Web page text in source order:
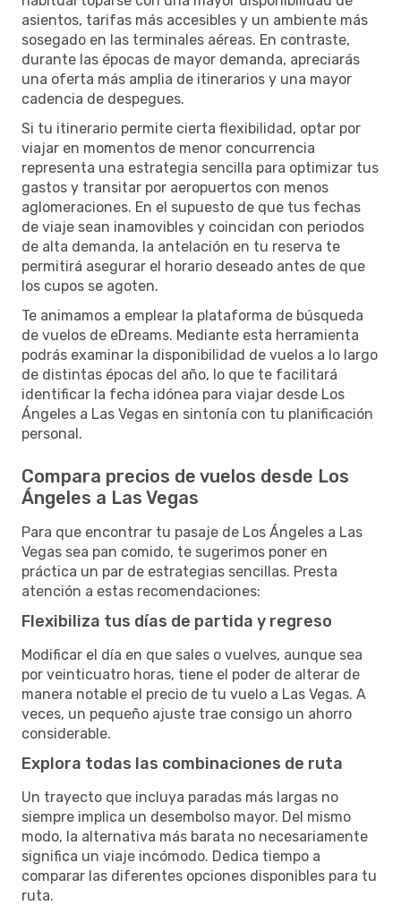
asientos, tarifas más accesibles y un ambiente más
sosegado en las terminales aéreas. En contraste,
durante las épocas de mayor demanda, apreciarás
una oferta más amplia de itinerarios y una mayor
cadencia de despegues.
Si tu itinerario permite cierta flexibilidad, optar por
viajar en momentos de menor concurrencia
representa una estrategia sencilla para optimizar tus
gastos y transitar por aeropuertos con menos
aglomeraciones. En el supuesto de que tus fechas
de viaje sean inamovibles y coincidan con periodos
de alta demanda, la antelación en tu reserva te
permitirá asegurar el horario deseado antes de que
los cupos se agoten.
Te animamos a emplear la plataforma de búsqueda
de vuelos de eDreams. Mediante esta herramienta
podrás examinar la disponibilidad de vuelos a lo largo
de distintas épocas del año, lo que te facilitará
identificar la fecha idónea para viajar desde Los
Ángeles a Las Vegas en sintonía con tu planificación
personal.
Compara precios de vuelos desde Los
Ángeles a Las Vegas
Para que encontrar tu pasaje de Los Ángeles a Las
Vegas sea pan comido, te sugerimos poner en
práctica un par de estrategias sencillas. Presta
atención a estas recomendaciones:
Flexibiliza tus días de partida y regreso
Modificar el día en que sales o vuelves, aunque sea
por veinticuatro horas, tiene el poder de alterar de
manera notable el precio de tu vuelo a Las Vegas. A
veces, un pequeño ajuste trae consigo un ahorro
considerable.
Explora todas las combinaciones de ruta
Un trayecto que incluya paradas más largas no
siempre implica un desembolso mayor. Del mismo
modo, la alternativa más barata no necesariamente
significa un viaje incómodo. Dedica tiempo a
comparar las diferentes opciones disponibles para tu
ruta.